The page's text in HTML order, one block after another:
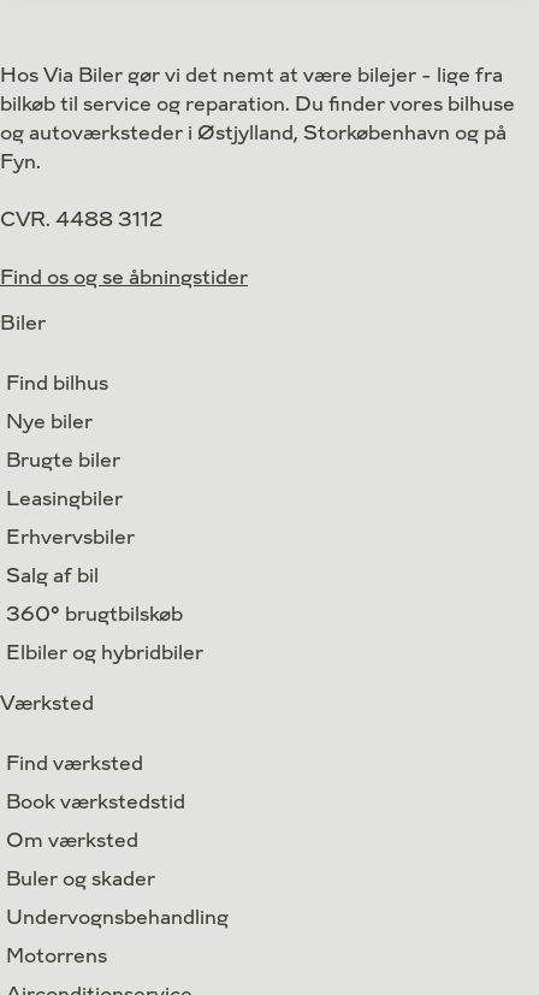
Hos Via Biler gør vi det nemt at være bilejer - lige fra
bilkøb til service og reparation. Du finder vores bilhuse
og autoværksteder i Østjylland, Storkøbenhavn og på
Fyn.
CVR. 4488 3112
Find os og se åbningstider
Biler
Find bilhus
Nye biler
Brugte biler
Leasingbiler
Erhvervsbiler
Salg af bil
360° brugtbilskøb
Elbiler og hybridbiler
Værksted
Find værksted
Book værkstedstid
Om værksted
Buler og skader
Undervognsbehandling
Motorrens